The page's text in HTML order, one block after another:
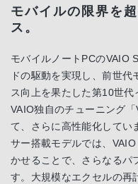
モバイルの限界を
ス。
モバイルノートPCのVAIO
ドの駆動を実現し、前世
ス向上を果たした第10世
VAIO独自のチューニング
て、さらに高性能化してい
サー搭載モデルでは、
かせることで、さらなるパ
す。大規模なエクセルの再